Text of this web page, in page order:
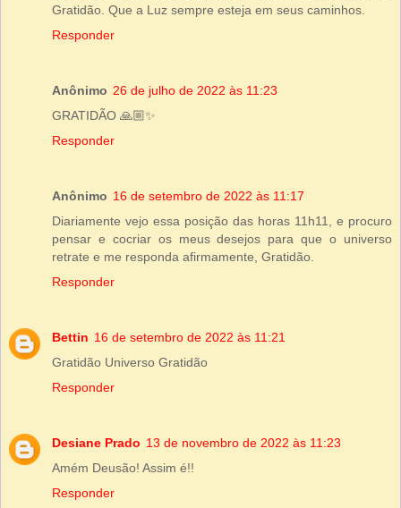
Gratidão. Que a Luz sempre esteja em seus caminhos.
Responder
Anônimo 26 de julho de 2022 às 11:23
GRATIDÃO 🙏🏼✨
Responder
Anônimo 16 de setembro de 2022 às 11:17
Diariamente vejo essa posição das horas 11h11, e procuro
pensar e cocriar os meus desejos para que o universo
retrate e me responda afirmamente, Gratidão.
Responder
Bettin 16 de setembro de 2022 às 11:21
Gratidão Universo Gratidão
Responder
Desiane Prado 13 de novembro de 2022 às 11:23
Amém Deusão! Assim é!!
Responder